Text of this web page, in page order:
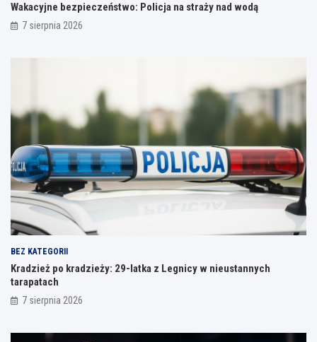
Wakacyjne bezpieczeństwo: Policja na straży nad wodą
7 sierpnia 2026
BEZ KATEGORII
Kradzież po kradzieży: 29-latka z Legnicy w nieustannych
tarapatach
7 sierpnia 2026